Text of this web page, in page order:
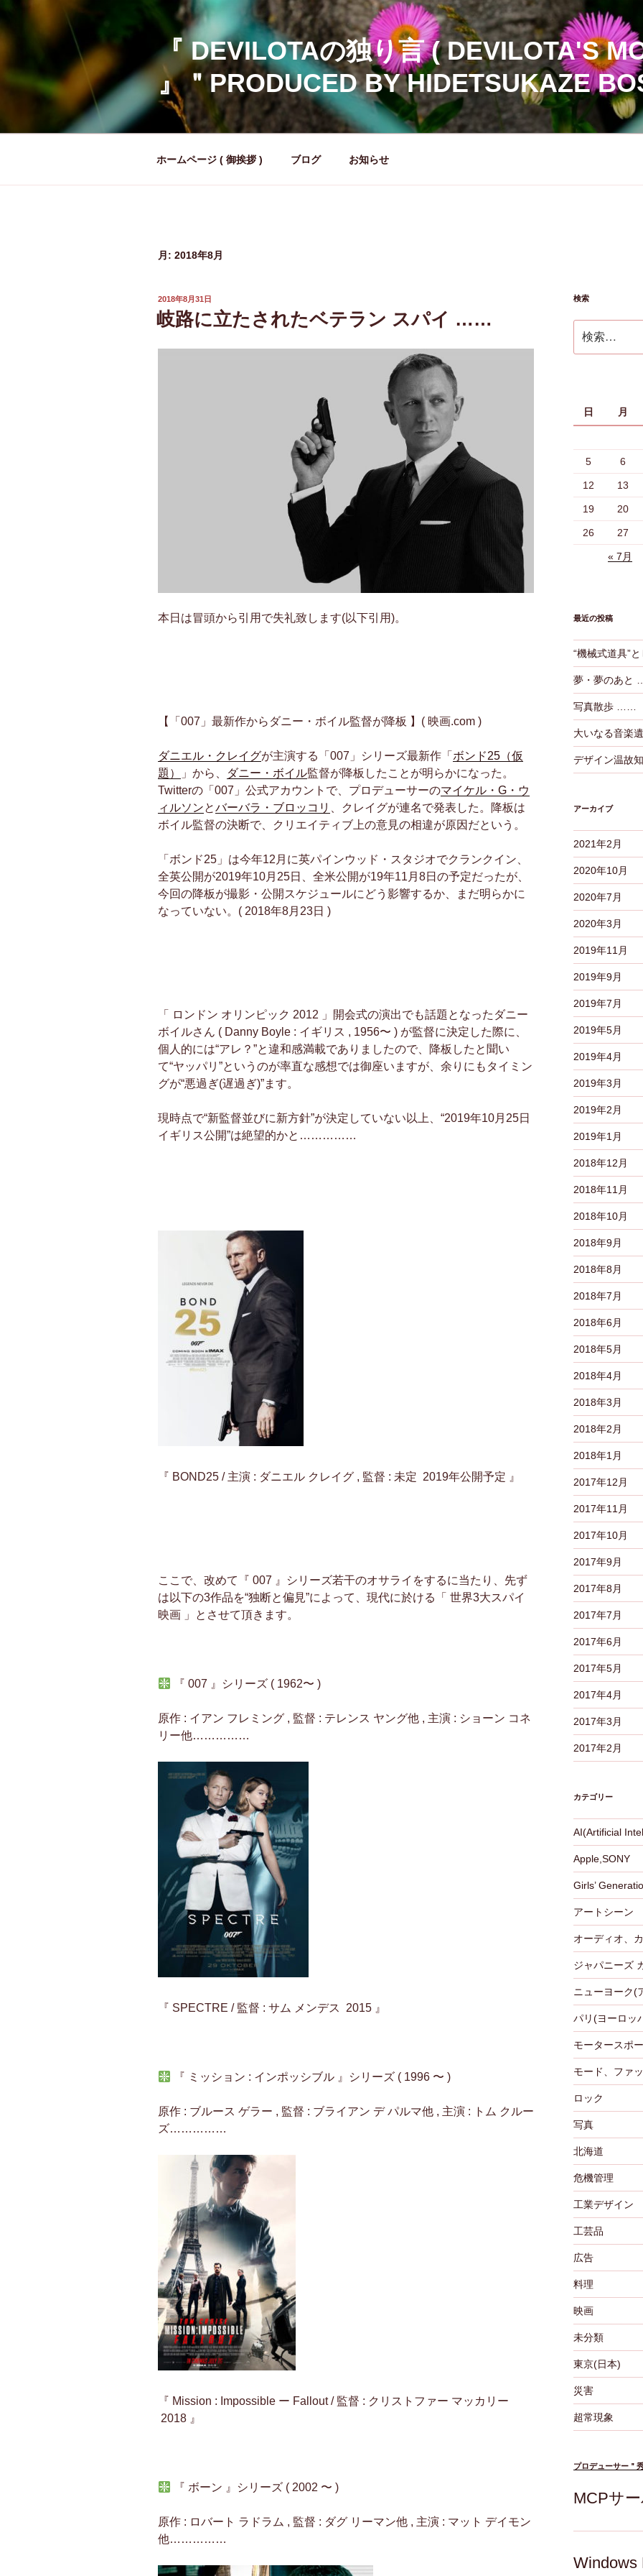
『 DEVILOTAの独り言 ( DEVILOTA'S
』＂PRODUCED BY HIDETSUKAZE
ホームページ ( 御挨拶 ) ブログ お知らせ
月: 2018年8月
投
稿
日:
2018年8月31日
岐路に立たされたベテラン スパイ ……
本日は冒頭から引用で失礼致します(以下引用)。
【「007」最新作からダニー・ボイル監督が降板 】( 映画.com )
ダニエル・クレイグが主演する「007」シリーズ最新作「 ボンド25（仮
題）
」から、 ダニー・ボイル監督が降板したことが明らかになった。
Twitterの「007」公式アカウントで、プロデューサーのマイケル・G・ウ
ィルソンとバーバラ・ブロッコリ 、クレイグが連名で発表した。降板は
ボイル監督の決断で、クリエイティブ上の意見の相違が原因だという。
「ボンド25」は今年12月に英パインウッド・スタジオでクランクイン、
全英公開が2019年10月25日、全米公開が19年11月8日の予定だったが、
今回の降板が撮影・公開スケジュールにどう影響するか、まだ明らかに
なっていない。( 2018年8月23日 )
「 ロンドン オリンピック 2012 」開会式の演出でも話題となったダニー
ボイルさん ( Danny Boyle : イギリス , 1956〜 ) が監督に決定した際に、
個人的には“アレ？”と違和感満載でありましたので、降板したと聞い
て“ヤッパリ”というのが率直な感想では御座いますが、余りにもタイミン
グが“悪過ぎ(遅過ぎ)”ます。
現時点で“新監督並びに新方針”が決定していない以上、“2019年10月25日
イギリス公開”は絶望的かと……………
『 BOND25 / 主演 : ダニエル クレイグ , 監督 : 未定 2019年公開予定 』
ここで、改めて『 007 』シリーズ若干のオサライをするに当たり、先ず
は以下の3作品を“独断と偏見”によって、現代に於ける「 世界3大スパイ
映画 」とさせて頂きます。
『 007 』シリーズ ( 1962〜 )
原作 : イアン フレミング , 監督 : テレンス ヤング他 , 主演 : ショーン コネ
リー他……………
『 SPECTRE / 監督 : サム メンデス 2015 』
『 ミッション : インポッシブル 』シリーズ ( 1996 〜 )
原作 : ブルース ゲラー , 監督 : ブライアン デ パルマ他 , 主演 : トム クルー
ズ……………
『 Mission : Impossible ー Fallout / 監督 : クリストファー マッカリー
2018 』
『 ボーン 』シリーズ ( 2002 〜 )
原作 : ロバート ラドラム , 監督 : ダグ リーマン他 , 主演 : マット デイモン
他……………
検索
索:
日
月
5 6
12 13
19 20
26 27
« 7月
最近の投稿
“機械式道具”
夢・夢のあと
写真散歩 ……
大いなる音楽
デザイン温故
アーカイブ
2021年2月
2020年10月
2020年7月
2020年3月
2019年11月
2019年9月
2019年7月
2019年5月
2019年4月
2019年3月
2019年2月
2019年1月
2018年12月
2018年11月
2018年10月
2018年9月
2018年8月
2018年7月
2018年6月
2018年5月
2018年4月
2018年3月
2018年2月
2018年1月
2017年12月
2017年11月
2017年10月
2017年9月
2017年8月
2017年7月
2017年6月
2017年5月
2017年4月
2017年3月
2017年2月
カテゴリー
AI(Artificial
Apple,SONY
Girls’
アートシーン
オーディオ、
ジャパニーズ
ニューヨーク(
パリ(ヨーロッ
モータースポ
モード、ファ
ロック
写真
北海道
危機管理
工業デザイン
工芸品
広告
料理
映画
未分類
東京(日本)
災害
超常現象
プロデューサー＂
MCPサ